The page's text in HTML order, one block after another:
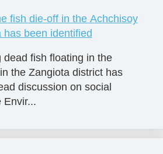
fish die-off in the Achchisoy
been identified
dead fish floating in the
the Zangiota district has
discussion on social
Envir...